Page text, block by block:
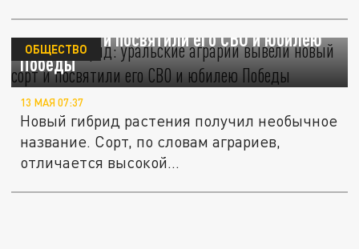
Томат "Снаряд": уральские аграрии вывели
новый сорт и посвятили его СВО и юбилею
Победы
ОБЩЕСТВО
13 МАЯ 07:37
Новый гибрид растения получил необычное
название. Сорт, по словам аграриев,
отличается высокой...